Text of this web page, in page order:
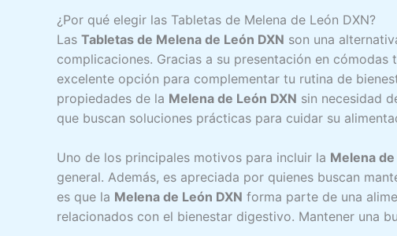
¿Por qué elegir las Tabletas de Melena de León DXN?
Las Tabletas de Melena de León DXN son una
complicaciones. Gracias a su presentación en
excelente opción para complementar tu rutina de
propiedades de la Melena de León DXN sin necesidad
que buscan soluciones prácticas para cuidar su
Uno de los principales motivos para incluir la Melena de
general. Además, es apreciada por quienes buscan
es que la Melena de León DXN forma parte de una
relacionados con el bienestar digestivo. Mantener una